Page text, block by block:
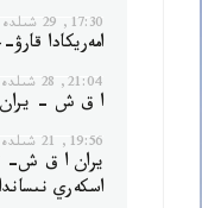
17:30, 29 شىلدە 2026
امەريكادا
21:04, 28 شىلدە 2026
ا ق ش - يران
19:56, 21 شىلدە 2026
يران ا ق ش-
اسكەري